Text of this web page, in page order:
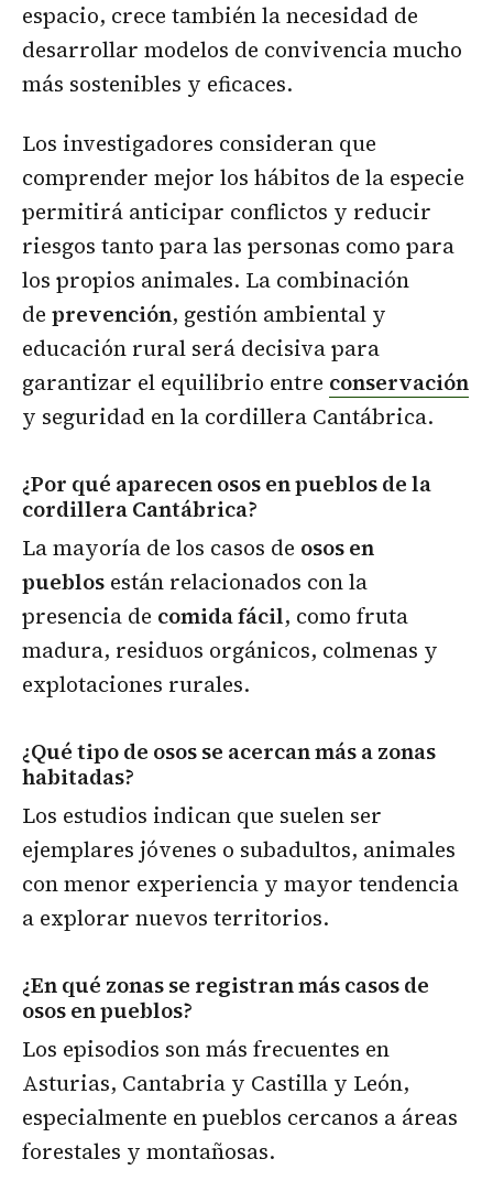
espacio, crece también la necesidad de
desarrollar modelos de convivencia mucho
más sostenibles y eficaces.
Los investigadores consideran que
comprender mejor los hábitos de la especie
permitirá anticipar conflictos y reducir
riesgos tanto para las personas como para
los propios animales. La combinación
de prevención, gestión ambiental y
educación rural será decisiva para
garantizar el equilibrio entre conservación
y seguridad en la cordillera Cantábrica.
¿Por qué aparecen osos en pueblos de la
cordillera Cantábrica?
La mayoría de los casos de osos en
pueblos están relacionados con la
presencia de comida fácil, como fruta
madura, residuos orgánicos, colmenas y
explotaciones rurales.
¿Qué tipo de osos se acercan más a zonas
habitadas?
Los estudios indican que suelen ser
ejemplares jóvenes o subadultos, animales
con menor experiencia y mayor tendencia
a explorar nuevos territorios.
¿En qué zonas se registran más casos de
osos en pueblos?
Los episodios son más frecuentes en
Asturias, Cantabria y Castilla y León,
especialmente en pueblos cercanos a áreas
forestales y montañosas.